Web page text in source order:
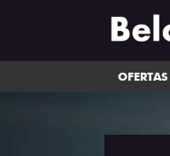
OFERTAS